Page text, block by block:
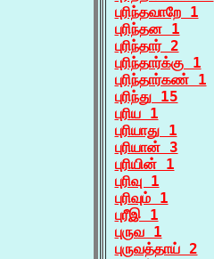
புரிந்தவாறே 1
புரிந்தன 1
புரிந்தார் 2
புரிந்தார்க்கு 1
புரிந்தார்கண் 1
புரிந்து 15
புரிய 1
புரியாது 1
புரியான் 3
புரியின் 1
புரிவு 1
புரிவும் 1
புரீஇ 1
புருவ 1
புருவத்தாய் 2